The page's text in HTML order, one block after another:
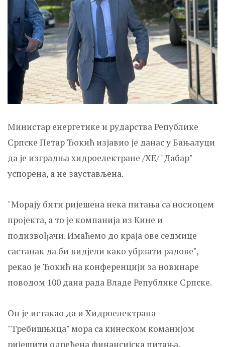
Министар енергетике и рударства Републике
Српске Петар Ђокић изјавио је данас у Бањалуци
да је изградња хидроелектране /ХЕ/ "Дабар"
успорена, а не заустављена.
"Морају бити ријешена нека питања са носиоцем
пројекта, а то је компанија из Кине и
подизвођачи. Имаћемо до краја ове седмице
састанак да би видјели како убрзати радове",
рекао је Ђокић на конференцији за новинаре
поводом 100 дана рада Владе Републике Српске.
Он је истакао да и Хидроелектрана
"Требишњица" мора са кинеском команијом
ријешити одређена финансијска питања.